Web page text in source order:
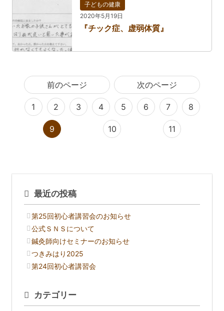
子どもの健康
2020年5月19日
『チック症、虚弱体質』
前のページ 次のページ
1 2 3 4 5 6 7 8
9 10 11
最近の投稿
第25回初心者講習会のお知らせ
公式ＳＮＳについて
鍼灸師向けセミナーのお知らせ
つきみはり2025
第24回初心者講習会
カテゴリー